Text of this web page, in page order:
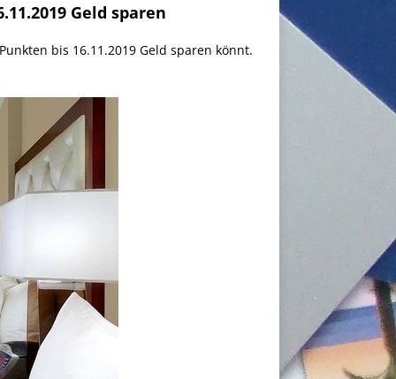
Geld sparen
bis 16.11.2019 Geld sparen könnt.